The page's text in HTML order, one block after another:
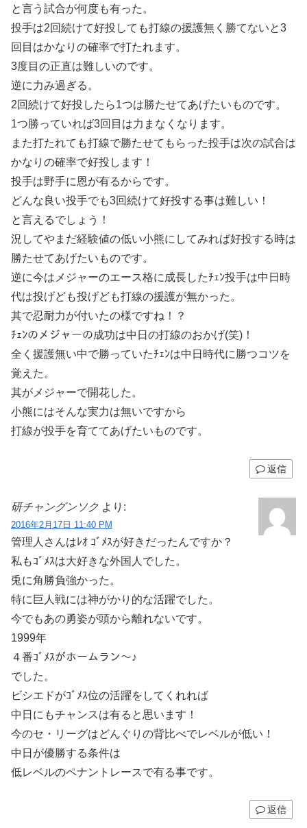
と言う試合が何度も有った。
投手は2回続けて好投しても打線の援護無く勝てないと3
回目はかなりの確率で打たれます。
3度目の正直は難しいのです。
逆に力み過ぎる。
2回続けて好投したら1つは勝たせてあげたいものです。
1つ勝っていれば3回目は力まなくなります。
また打たれても打線で勝たせてもらった投手は次の試合は
かなりの確率で好投します！
投手は野手に恩が有るからです。
どんな良い投手でも3回続けて好投する事は難しい！
と言えるでしょう！
況してやまだ経験値の低い小熊にしてみれば好投する時は
勝たせてあげたいものです。
逆に今はメジャーのエース格に成長したﾁｪﾝ投手は中日時
代は投げども投げども打線の援護が無かった。
其で忍耐力が付いたの様ですね！？
ﾁｪﾝのメジャーの成功は中日の打線のおかげ(笑)！
全く援護無い中で勝っていたﾁｪﾝは中日時代に勝つコツを
覚えた。
其がメジャーで開花した。
小熊にはそんな実力は無いですから
打線が投手を育ててあげたいものです。
返信
研チャングンソク より:
2016年2月17日 11:40 PM
管理人さんはﾚｵ ｺﾞﾒｽが好きだったんですか？
私もｺﾞﾒｽは大好きな外国人でした。
兎に角勝負強かった。
特に巨人戦には神がかり的な活躍でした。
今でもあの勇姿が頭から離れないです。
1999年
４番ｺﾞﾒｽがホームラン～♪
でした。
ビシエドがｺﾞﾒｽ位の活躍をしてくれれば
中日にもチャンスは有ると思います！
今のセ・リーグはどんぐりの背比べでレベルが低い！
中日が優勝する条件は
低レベルのペナントレースで有る事です。
返信